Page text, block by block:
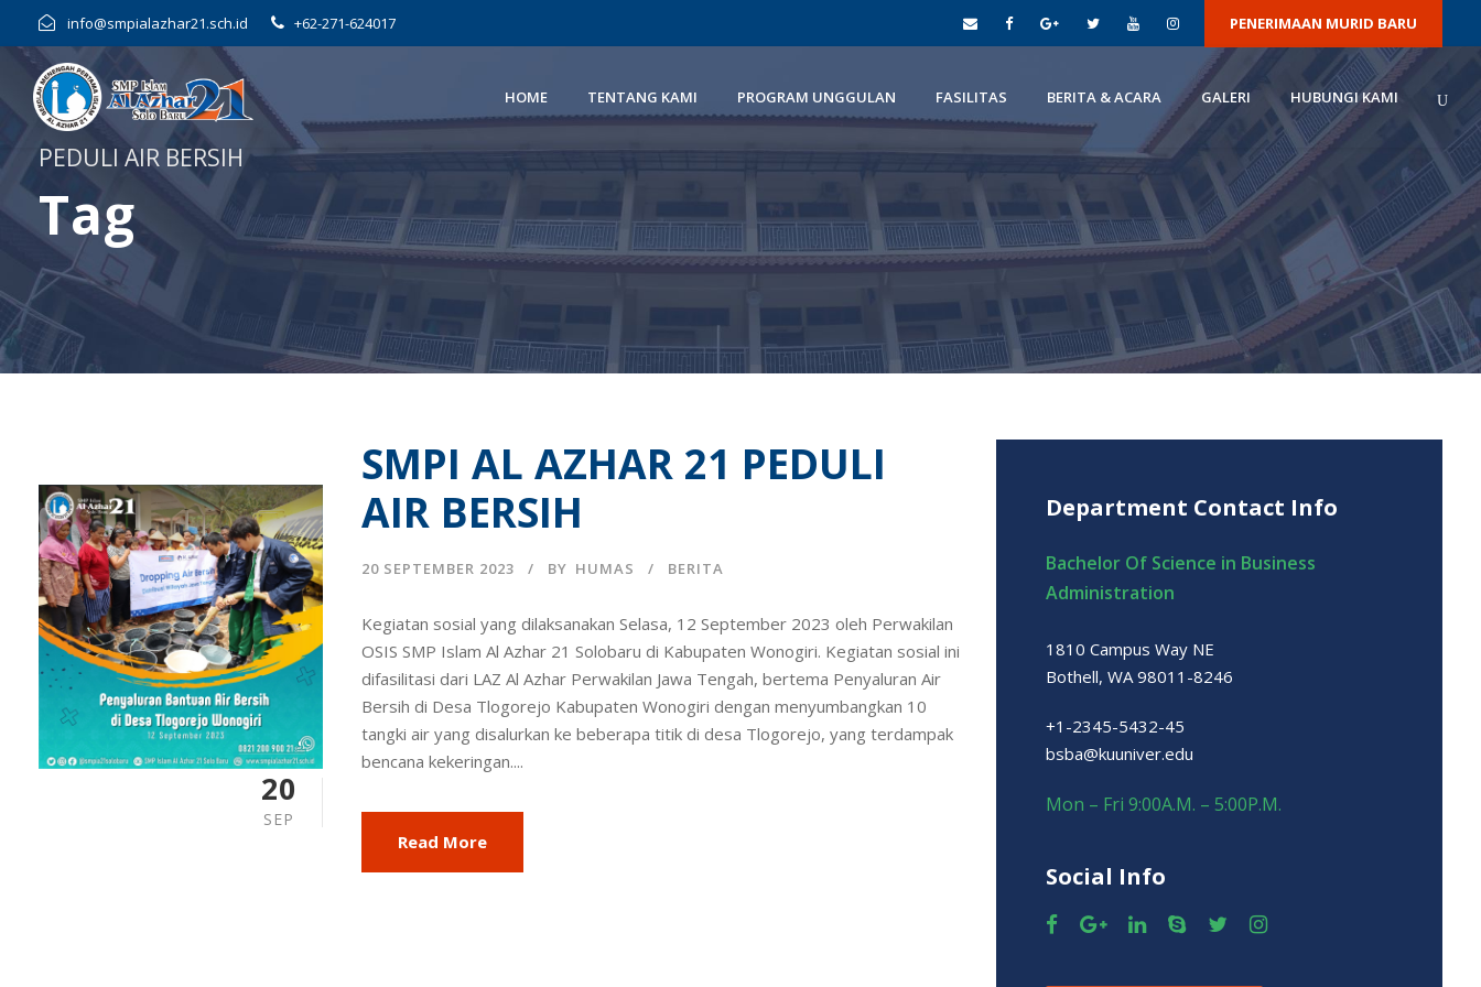
info@smpialazhar21.sch.id +62-271-624017 PENERIMAAN MURID BARU
HOME TENTANG KAMI PROGRAM UNGGULAN FASILITAS BERITA & ACARA GALERI HUBUNGI KAMI
PEDULI AIR BERSIH
Tag
20
SEP
SMPI AL AZHAR 21 PEDULI
AIR BERSIH
20 SEPTEMBER 2023 BY HUMAS BERITA
Kegiatan sosial yang dilaksanakan Selasa, 12 September 2023 oleh Perwakilan
OSIS SMP Islam Al Azhar 21 Solobaru di Kabupaten Wonogiri. Kegiatan sosial ini
difasilitasi dari LAZ Al Azhar Perwakilan Jawa Tengah, bertema Penyaluran Air
Bersih di Desa Tlogorejo Kabupaten Wonogiri dengan menyumbangkan 10
tangki air yang disalurkan ke beberapa titik di desa Tlogorejo, yang terdampak
bencana kekeringan....
Read More
Department Contact Info
Bachelor Of Science in Business
Administration
1810 Campus Way NE
Bothell, WA 98011-8246
+1-2345-5432-45
bsba@kuuniver.edu
Mon – Fri 9:00A.M. – 5:00P.M.
Social Info